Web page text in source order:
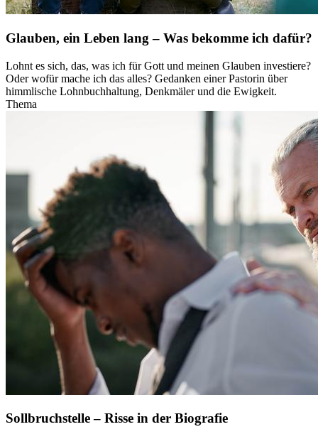
Glauben, ein Leben lang – Was bekomme ich dafür?
Lohnt es sich, das, was ich für Gott und meinen Glauben investiere?
Oder wofür mache ich das alles? Gedanken einer Pastorin über
himmlische Lohnbuchhaltung, Denkmäler und die Ewigkeit.
Thema
Sollbruchstelle – Risse in der Biografie